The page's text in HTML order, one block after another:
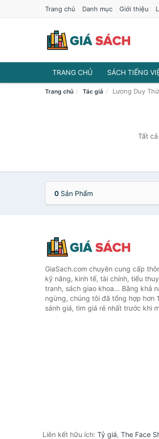
Trang chủ Danh mục Giới thiệu
TRANG CHỦ SÁCH TIẾNG
Trang chủ Tác giả Lương Duy Thứ
Tất
0 Sản Phẩm
GiaSach.com chuyên cung cấp
kỹ năng, kinh tế, tài chính, tiểu
tranh, sách giao khoa... Bằng khả
ngừng, chúng tôi đã tổng hợp hơn
sánh giá, tìm giá rẻ nhất trước khi
Liên kết hữu ích: Tỷ giá, The Face